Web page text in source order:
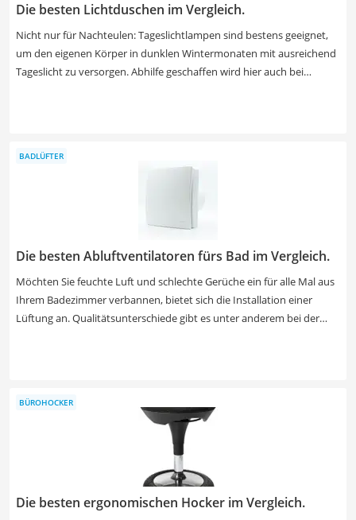
Die besten Lichtduschen im Vergleich.
Nicht nur für Nachteulen: Tageslichtlampen sind bestens geeignet,
um den eigenen Körper in dunklen Wintermonaten mit ausreichend
Tageslicht zu versorgen. Abhilfe geschaffen wird hier auch bei
Tageslichtlampe hier auftrumpft: Während manche Lampen über
Die besten Abluftventilatoren fürs Bad im Vergleich.
Möchten Sie feuchte Luft und schlechte Gerüche ein für alle Mal aus
Ihrem Badezimmer verbannen, bietet sich die Installation einer
Lüftung an. Qualitätsunterschiede gibt es unter anderem bei der
von 26 Dezibel oder weniger. Finden Sie jetzt in unserer Test- bzw.
Vergleichstabelle den besten Badlüfter.
BADLÜFTER
Die besten ergonomischen Hocker im Vergleich.
BÜROHOCKER